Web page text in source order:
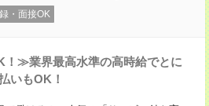
・面接OK
≫業界最高水準の高時給でとに
いもOK！